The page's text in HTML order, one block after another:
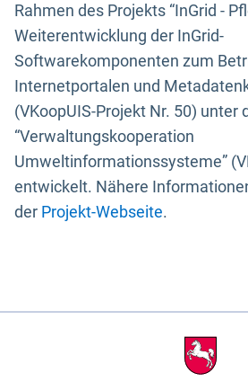
Rahmen des Projekts “InGrid -
Weiterentwicklung der InGrid-
Softwarekomponenten zum
Internetportalen und
(VKoopUIS-Projekt Nr. 50) unter
“Verwaltungskooperation
Umweltinformationssysteme”
entwickelt. Nähere
der Projekt-Webseite.